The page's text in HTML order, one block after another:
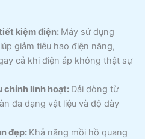
kiệm điện: Máy sử dụng
giảm tiêu hao điện năng,
cả khi điện áp không thật sự
chỉnh linh hoạt: Dải dòng từ
đa dạng vật liệu và độ dày
đẹp: Khả năng mồi hồ quang